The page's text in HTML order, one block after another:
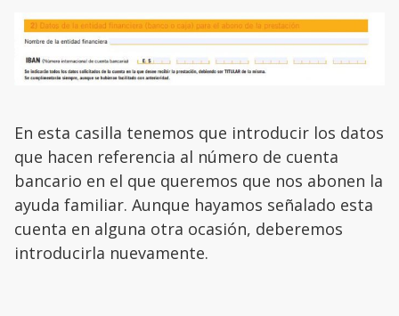
En esta casilla tenemos que introducir los datos
que hacen referencia al número de cuenta
bancario en el que queremos que nos abonen la
ayuda familiar. Aunque hayamos señalado esta
cuenta en alguna otra ocasión, deberemos
introducirla nuevamente.